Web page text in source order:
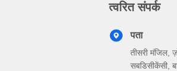
त्वरित संपर्क
पता
तीसरी मंजिल,
सबडिसीकेंसी,